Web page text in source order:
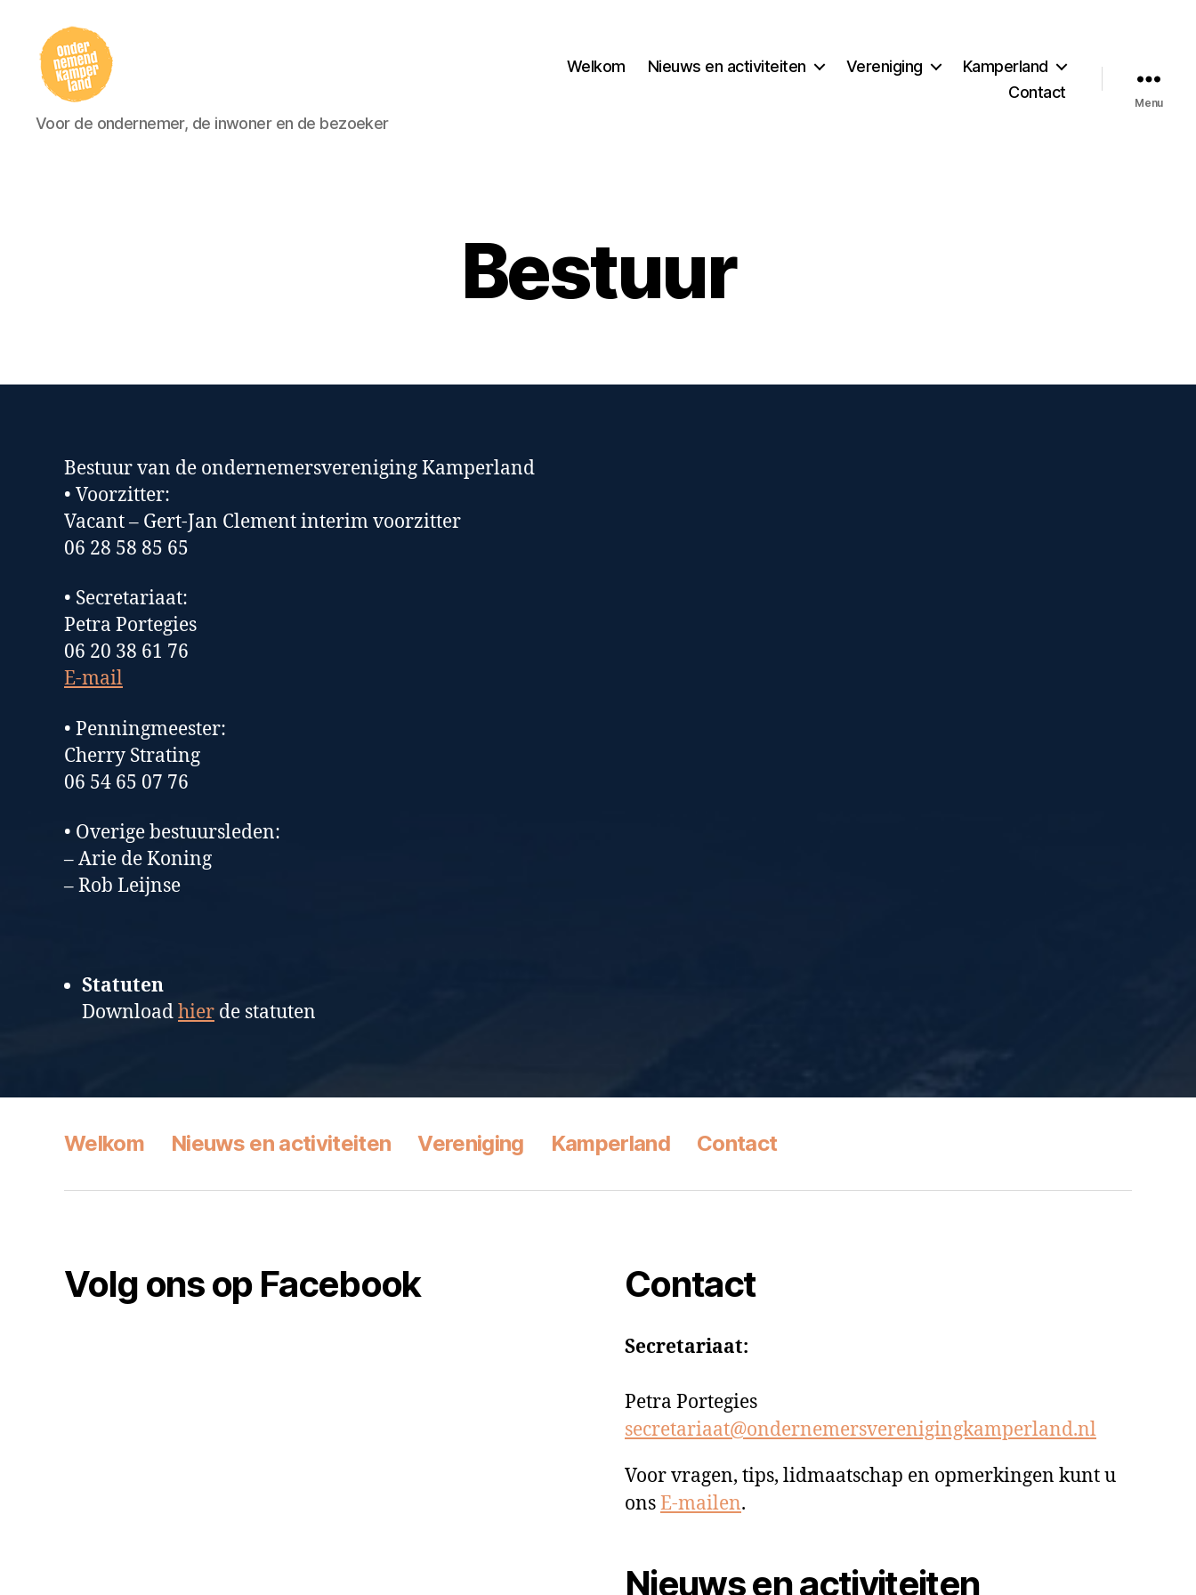
Ondernemersvereniging
Kamperland
Voor de ondernemer, de inwoner en de bezoeker
Welkom Nieuws en activiteiten Vereniging
Kamperland
Contact
Menu
Bestuur
Bestuur van de ondernemersvereniging Kamperland
• Voorzitter:
Vacant – Gert-Jan Clement interim voorzitter
06 28 58 85 65
• Secretariaat:
Petra Portegies
06 20 38 61 76
E-mail
• Penningmeester:
Cherry Strating
06 54 65 07 76
• Overige bestuursleden:
– Arie de Koning
– Rob Leijnse
Statuten
Downloadhier de statuten
Welkom Nieuws en activiteiten Vereniging Kamperland Contact
Volg ons op Facebook Contact
Secretariaat:
Petra Portegies
secretariaat@ondernemersverenigingkamperland.nl
Voor vragen, tips, lidmaatschap en opmerkingen kunt u
onsE-mailen.
Nieuws en activiteiten